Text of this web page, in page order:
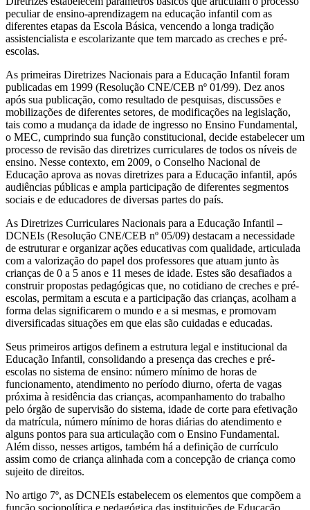
peculiar de ensino-aprendizagem na educação infantil com as
diferentes etapas da Escola Básica, vencendo a longa tradição
assistencialista e escolarizante que tem marcado as creches e pré-
escolas.
As primeiras Diretrizes Nacionais para a Educação Infantil foram
publicadas em 1999 (Resolução CNE/CEB nº 01/99). Dez anos
após sua publicação, como resultado de pesquisas, discussões e
mobilizações de diferentes setores, de modificações na legislação,
tais como a mudança da idade de ingresso no Ensino Fundamental,
o MEC, cumprindo sua função constitucional, decide estabelecer um
processo de revisão das diretrizes curriculares de todos os níveis de
ensino. Nesse contexto, em 2009, o Conselho Nacional de
Educação aprova as novas diretrizes para a Educação infantil, após
audiências públicas e ampla participação de diferentes segmentos
sociais e de educadores de diversas partes do país.
As Diretrizes Curriculares Nacionais para a Educação Infantil –
DCNEIs (Resolução CNE/CEB nº 05/09) destacam a necessidade
de estruturar e organizar ações educativas com qualidade, articulada
com a valorização do papel dos professores que atuam junto às
crianças de 0 a 5 anos e 11 meses de idade. Estes são desafiados a
construir propostas pedagógicas que, no cotidiano de creches e pré-
escolas, permitam a escuta e a participação das crianças, acolham a
forma delas significarem o mundo e a si mesmas, e promovam
diversificadas situações em que elas são cuidadas e educadas.
Seus primeiros artigos definem a estrutura legal e institucional da
Educação Infantil, consolidando a presença das creches e pré-
escolas no sistema de ensino: número mínimo de horas de
funcionamento, atendimento no período diurno, oferta de vagas
próxima à residência das crianças, acompanhamento do trabalho
pelo órgão de supervisão do sistema, idade de corte para efetivação
da matrícula, número mínimo de horas diárias do atendimento e
alguns pontos para sua articulação com o Ensino Fundamental.
Além disso, nesses artigos, também há a definição de currículo
assim como de criança alinhada com a concepção de criança como
sujeito de direitos.
No artigo 7º, as DCNEIs estabelecem os elementos que compõem a
função sociopolítica e pedagógica das instituições de Educação